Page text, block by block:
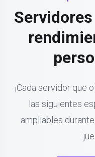
¡Cada servidor que
las siguientes
ampliables